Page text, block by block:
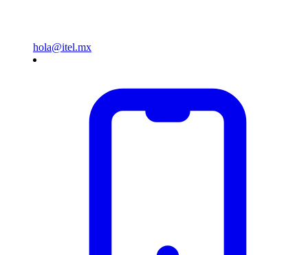
hola@itel.mx